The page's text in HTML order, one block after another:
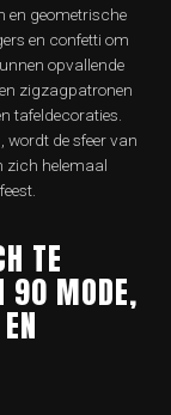
en geometrische
en confetti om
opvallende
zigzagpatronen
tafeldecoraties.
wordt de sfeer van
zich helemaal
TE
90 MODE,